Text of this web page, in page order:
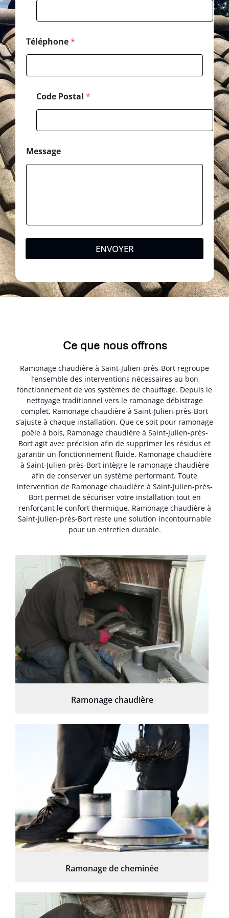
Téléphone*
Code Postal *
Message
ENVOYER
Ce que nous offrons
Ramonage chaudière à Saint-Julien-près-Bort regroupe
l’ensemble des interventions nécessaires au bon
fonctionnement de vos systèmes de chauffage. Depuis le
nettoyage traditionnel vers le ramonage débistrage
complet, Ramonage chaudière à Saint-Julien-près-Bort
s’ajuste à chaque installation. Que ce soit pour ramonage
poêle à bois, Ramonage chaudière à Saint-Julien-près-
Bort agit avec précision afin de supprimer les résidus et
garantir un fonctionnement fluide. Ramonage chaudière
à Saint-Julien-près-Bort intègre le ramonage chaudière
afin de conserver un système performant. Toute
intervention de Ramonage chaudière à Saint-Julien-près-
Bort permet de sécuriser votre installation tout en
renforçant le confort thermique. Ramonage chaudière à
Saint-Julien-près-Bort reste une solution incontournable
pour un entretien durable.
Ramonage chaudière
Ramonage de cheminée